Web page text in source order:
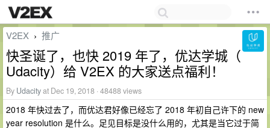
V2EX › 推广
快圣诞了，也快 2019 年了，优达学城（
Udacity）给 V2EX 的大家送点福利！
By Udacityat Dec 19, 2018 · 48488 views
2018 年快过去了，而优达君好像已经忘了 2018 年初自己许下的 new
year resolution 是什么。足见目标是没什么用的，尤其是当它过于简